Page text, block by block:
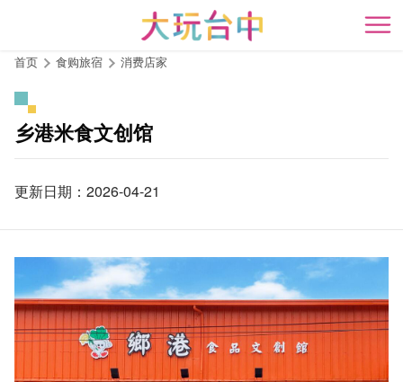
开
首页 食购旅宿 消费店家
乡港米食文创馆
更新日期：2026-04-21